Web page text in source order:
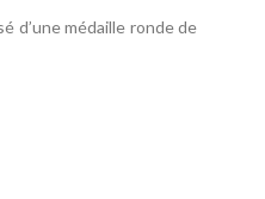
d’une médaille ronde de